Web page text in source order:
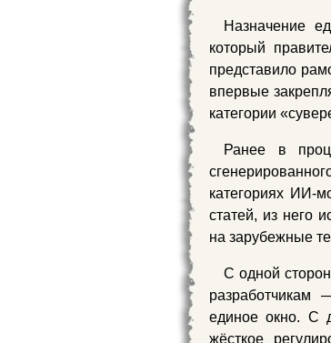
Назначение
который
представило
впервые
категории
Ранее в
категориях ИИ-
статей, из него
на зарубежные
С одной
разработчикам
единое окно. С
жёсткое